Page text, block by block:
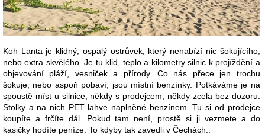
Koh Lanta je klidný, ospalý ostrůvek, který nenabízí nic šokujícího,
nebo extra skvělého. Je tu klid, teplo a kilometry silnic k projíždění a
objevování pláží, vesniček a přírody. Co nás přece jen trochu
šokuje, nebo aspoň pobaví, jsou místní benzínky. Potkáváme je na
spoustě míst u silnice, někdy s prodejcem, někdy zcela bez dozoru.
Stolky a na nich PET lahve naplněné benzínem. Tu si od prodejce
koupíte a frčíte dál. Pokud tam není, prostě si ji vezmete a do
kasičky hodíte peníze. To kdyby tak zavedli v Čechách..